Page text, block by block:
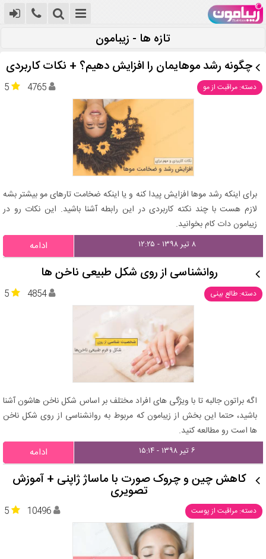
تازه ها - زیبامون
چگونه رشد موهایمان را افزایش دهیم؟ + نکات کاربردی
دسته: مراقبت از مو 5 4765
برای اینکه رشد موها افزایش پیدا کنه و یا اینکه ضخامت تارهای مو بیشتر بشه
لازم هست با چند نکته کاربردی در این رابطه آشنا باشید. این نکات رو در
زیبامون دات کام بخوانید.
۸ تیر ۱۳۹۸ - ۱۲:۲۵ ادامه
روانشناسی از روی شکل طبیعی ناخن ها
دسته: طالع بینی 5 4854
اگه براتون جالبه تا با ویژگی های افراد مختلف بر اساس شکل ناخن هاشون آشنا
باشید، حتما این بخش از زیبامون که مربوط به روانشناسی از روی شکل ناخن
ها است رو مطالعه کنید.
۶ تیر ۱۳۹۸ - ۱۵:۱۴ ادامه
کاهش چین و چروک صورت با ماساژ ژاپنی + آموزش
تصویری
دسته: مراقبت از پوست 5 10496